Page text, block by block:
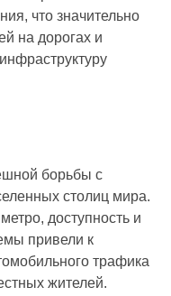
что значительно
на дорогах и
борьбы с
столиц мира.
доступность и
привели к
трафика
жителей.